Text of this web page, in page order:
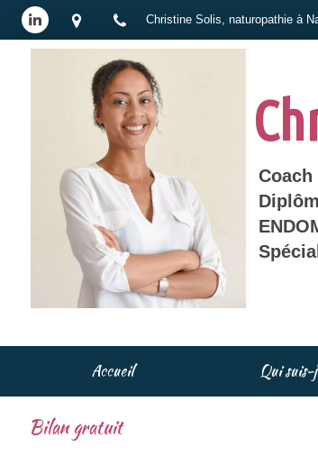
Christine Solis, naturopathie à
Coach
Accueil Qui suis-
Bilan gratuit